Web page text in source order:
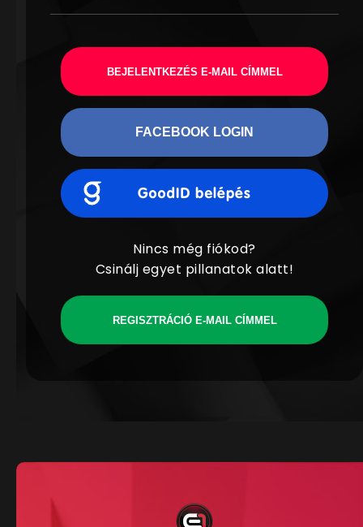
BEJELENTKEZÉS E-MAIL CÍMMEL
FACEBOOK LOGIN
Nincs még fiókod?
Csinálj egyet pillanatok alatt!
REGISZTRÁCIÓ E-MAIL CÍMMEL